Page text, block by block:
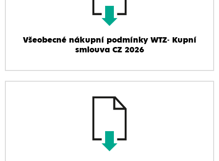
Všeobecné nákupní podmínky WTZ- Kupní
smlouva CZ 2026